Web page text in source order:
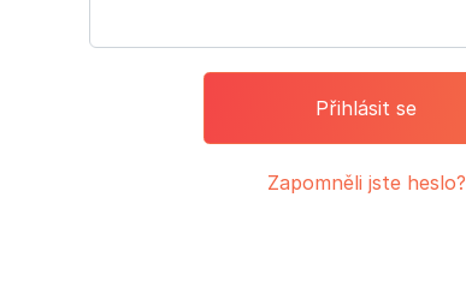
Zapomněli jste heslo?